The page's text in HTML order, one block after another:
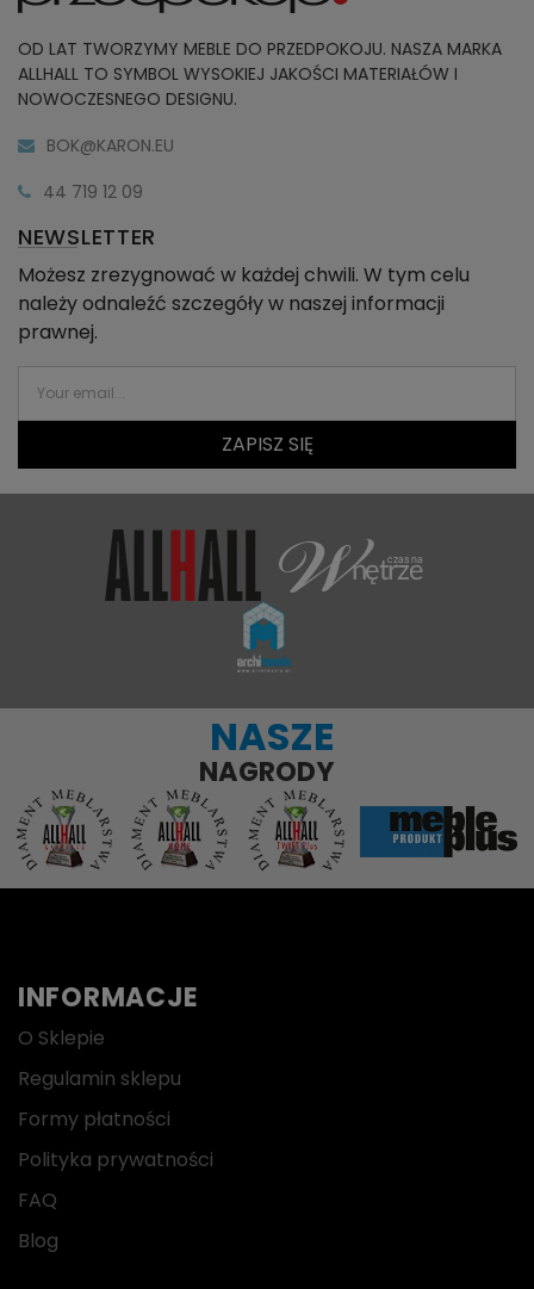
OD LAT TWORZYMY MEBLE DO PRZEDPOKOJU. NASZA MARKA
ALLHALL TO SYMBOL WYSOKIEJ JAKOŚCI MATERIAŁÓW I
NOWOCZESNEGO DESIGNU.
BOK@KARON.EU
44 719 12 09
NEWSLETTER
Możesz zrezygnować w każdej chwili. W tym celu
należy odnaleźć szczegóły w naszej informacji
prawnej.
ZAPISZ SIĘ
NASZE
NAGRODY
INFORMACJE
O Sklepie
Regulamin sklepu
Formy płatności
Polityka prywatności
FAQ
Blog